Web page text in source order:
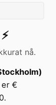
⚡️
nå.
€